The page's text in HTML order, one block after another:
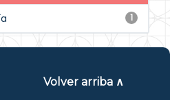
1
Volver arriba ∧